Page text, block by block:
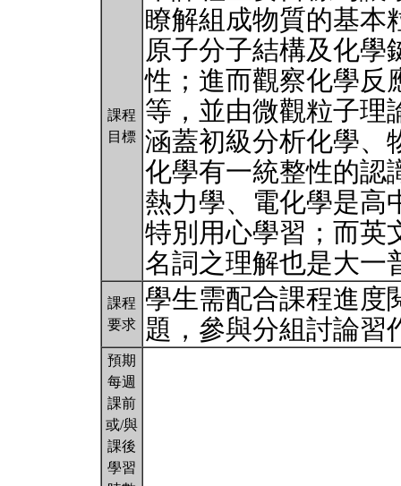
課程
目標
瞭解組成物質的基本
原子分子結構及化學
性；進而觀察化學反
等，並由微觀粒子理
涵蓋初級分析化學、
化學有一統整性的認
熱力學、電化學是高
特別用心學習；而英
名詞之理解也是大
課程
要求
學生需配合課程進度
題，參與分組討論
預期
每週
課前
或/與
課後
學習